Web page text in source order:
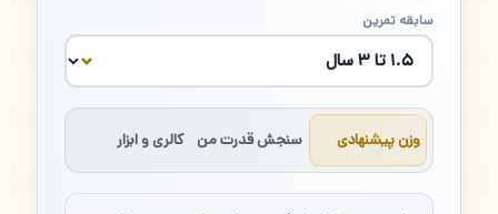
سابقه تمرین
وزن پیشنهادی سنجش قدرت من کالری و ابزار